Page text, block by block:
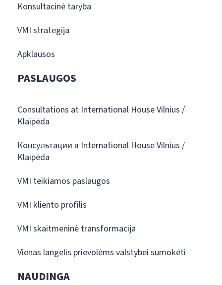
Konsultacinė taryba
VMI strategija
Apklausos
PASLAUGOS
Consultations at International House Vilnius /
Klaipėda
Консультации в International House Vilnius /
Klaipėda
VMI teikiamos paslaugos
VMI kliento profilis
VMI skaitmeninė transformacija
Vienas langelis prievolėms valstybei sumokėti
NAUDINGA